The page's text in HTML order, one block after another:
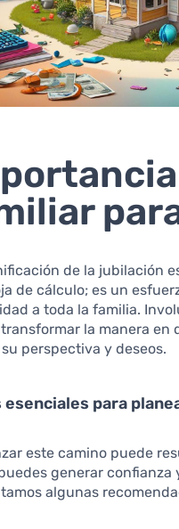
de la jubilación
de cálculo; es un
a toda la familia.
la manera en
perspectiva y deseos.
esenciales para
este camino puede
generar
algunas